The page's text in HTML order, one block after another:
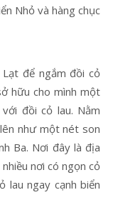
Nhỏ và hàng chục
để ngắm đồi cỏ
hữu cho mình một
đồi cỏ lau. Nằm
như một nét son
Ba. Nơi đây là địa
nơi có ngọn cỏ
lau ngay cạnh biển